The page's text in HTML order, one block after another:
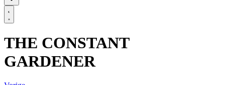
THE CONSTANT
GARDENER